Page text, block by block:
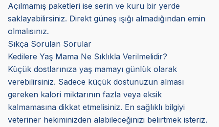
Açılmamış paketleri ise serin ve kuru bir yerde
saklayabilirsiniz. Direkt güneş ışığı almadığından emin
olmalısınız.
Sıkça Sorulan Sorular
Kedilere Yaş Mama Ne Sıklıkla Verilmelidir?
Küçük dostlarınıza yaş mamayı günlük olarak
verebilirsiniz. Sadece küçük dostunuzun alması
gereken kalori miktarının fazla veya eksik
kalmamasına dikkat etmelisiniz. En sağlıklı bilgiyi
veteriner hekiminizden alabileceğinizi belirtmek isteriz.